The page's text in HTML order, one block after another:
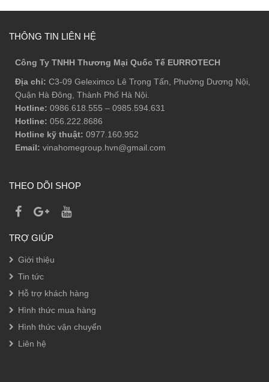
THÔNG TIN LIÊN HỆ
Công Ty TNHH Thương Mại Quốc Tế EURROTECH
Địa chỉ: C3-09 Geleximco Lê Trọng Tấn, Phường Dương Nội,
Quận Hà Đông, Thành Phố Hà Nội.
Hotline: 0986.618.555 – 0985.594.631
Hotline: 056.222.8686
Hotline kỹ thuật: 0977.160.952
Email: vinahomegroup.hvn@gmail.com
THEO DÕI SHOP
TRỢ GIÚP
Giới thiệu
Tin tức
Hỗ trợ khách hàng
Hình thức mua hàng
Hình thức vận chuyển
Liên hệ